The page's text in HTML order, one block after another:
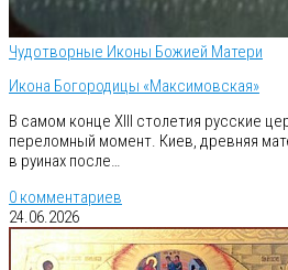
Чудотворные Иконы Божией Матери
Икона Богородицы «Максимовская»
В самом конце XIII столетия русские
переломный момент. Киев, древняя
в руинах после…
0 комментариев
24.06.2026